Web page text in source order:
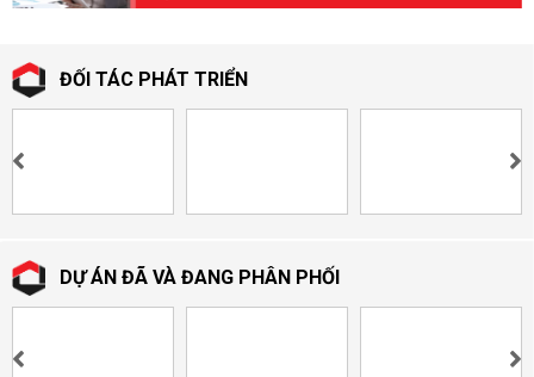
👉 Đừng để an ninh bị xem nhẹ – lựa chọn
cổng sắt Fasterngay hôm nay để bảo vệ tài sản và sự an tâm
ĐỐI TÁC PHÁT TRIỂN
DỰ ÁN ĐÃ VÀ ĐANG PHÂN PHỐI